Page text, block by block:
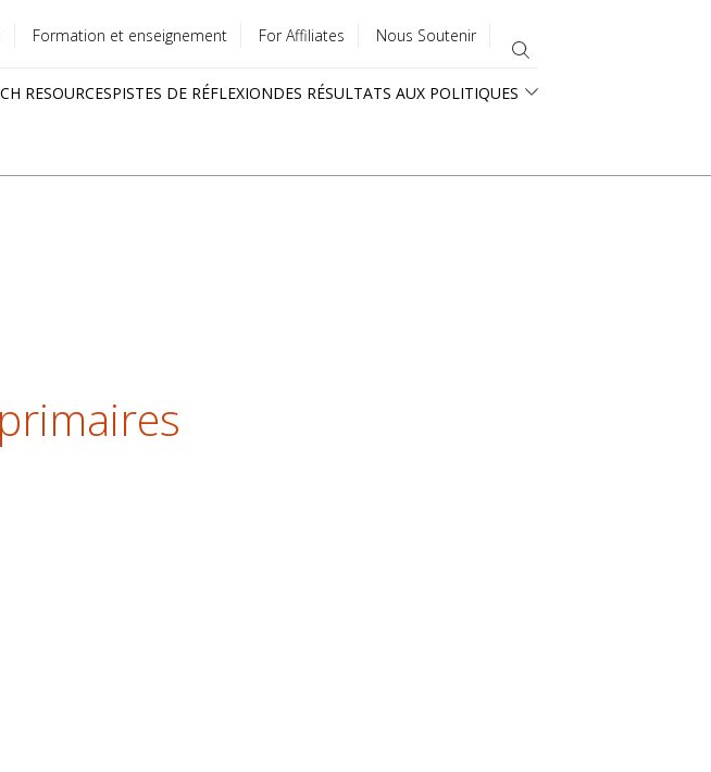
Formation et enseignement For Affiliates Nous Soutenir
RESOURCESPISTES DE RÉFLEXIONDES RÉSULTATS AUX POLITIQUES